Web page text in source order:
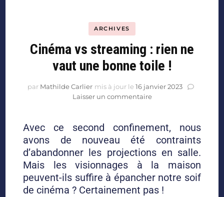
ARCHIVES
Cinéma vs streaming : rien ne
vaut une bonne toile !
par Mathilde Carlier mis à jour le 16 janvier 2023
Laisser un commentaire
Avec ce second confinement, nous
avons de nouveau été contraints
d’abandonner les projections en salle.
Mais les visionnages à la maison
peuvent-ils suffire à épancher notre soif
de cinéma ? Certainement pas !